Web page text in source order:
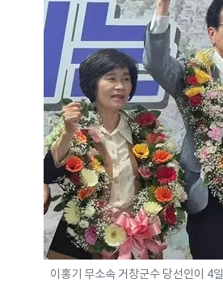
이홍기 무소속 거창군수 당선인이 4